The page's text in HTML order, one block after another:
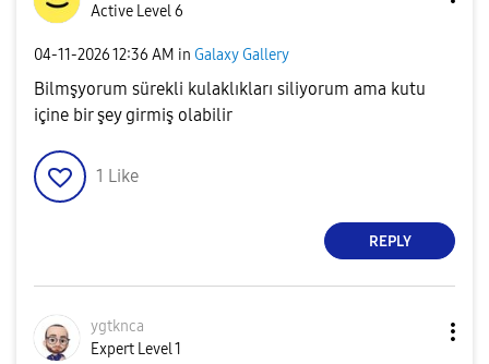
Active Level 6
‎04-11-202612:36 AM in Galaxy Gallery
Bilmşyorum sürekli kulaklıkları siliyorum ama kutu
içine bir şey girmiş olabilir
1 Like
REPLY
ygtknca
Expert Level 1